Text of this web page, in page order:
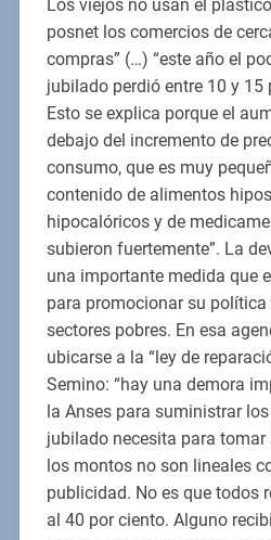
Los viejos no usan el
posnet los comercios de
compras” (…) “este año el
jubilado perdió entre 10 y 15
Esto se explica porque el
debajo del incremento de
consumo, que es muy
contenido de alimentos
hipocalóricos y de
subieron fuertemente”. La
una importante medida que
para promocionar su política
sectores pobres. En esa
ubicarse a la “ley de
Semino: “hay una demora
la Anses para suministrar
jubilado necesita para tomar
los montos no son lineales
publicidad. No es que todos
al 40 por ciento. Alguno